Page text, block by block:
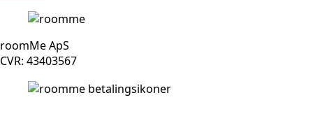
roomMe ApS
CVR: 43403567